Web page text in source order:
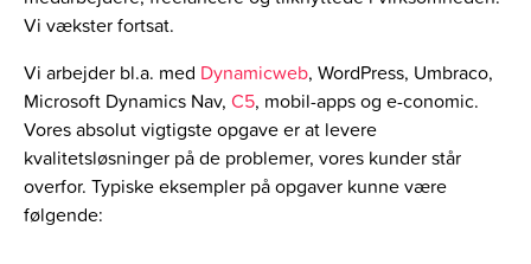
Vi vækster fortsat.
Vi arbejder bl.a. med Dynamicweb, WordPress, Umbraco,
Microsoft Dynamics Nav, C5, mobil-apps og e-conomic.
Vores absolut vigtigste opgave er at levere
kvalitetsløsninger på de problemer, vores kunder står
overfor. Typiske eksempler på opgaver kunne være
følgende: